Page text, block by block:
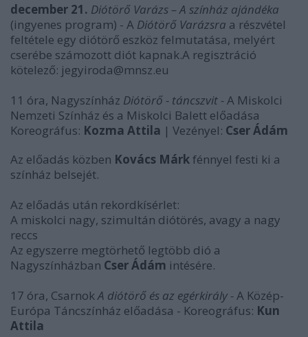
december 21. Diótörő Varázs – A színház ajándéka
(ingyenes program) - A Diótörő Varázsra a részvétel
feltétele egy diótörő eszköz felmutatása, melyért
cserébe számozott diót kapnak.A regisztráció
kötelező: jegyiroda@mnsz.eu
11 óra, Nagyszínház Diótörő - táncszvit -A Miskolci
Nemzeti Színház és a Miskolci Balett előadása
Koreográfus: Kozma Attila | Vezényel: Cser Ádám
Az előadás közben Kovács Márkfénnyel festi ki a
színház belsejét.
Az előadás után rekordkísérlet:
A miskolci nagy, szimultán diótörés, avagy a nagy
reccs
Az egyszerre megtörhető legtöbb dió a
Nagyszínházban Cser Ádám intésére.
17 óra, CsarnokA diótörő és az egérkirály -A Közép-
Európa Táncszínház előadása - Koreográfus: Kun
Attila